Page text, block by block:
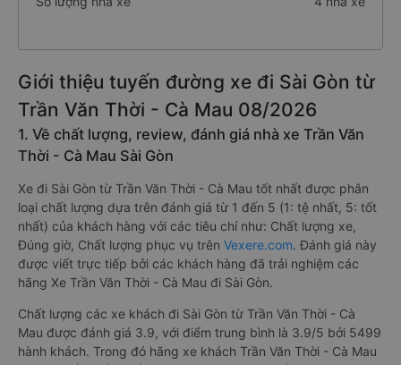
Giới thiệu tuyến đường xe đi Sài Gòn từ
Trần Văn Thời - Cà Mau 08/2026
1. Về chất lượng, review, đánh giá nhà xe Trần Văn
Thời - Cà Mau Sài Gòn
Xe đi Sài Gòn từ Trần Văn Thời - Cà Mau tốt nhất được phân
loại chất lượng dựa trên đánh giá từ 1 đến 5 (1: tệ nhất, 5: tốt
nhất) của khách hàng với các tiêu chí như: Chất lượng xe,
Đúng giờ, Chất lượng phục vụ trên Vexere.com. Đánh giá này
được viết trực tiếp bởi các khách hàng đã trải nghiệm các
hãng Xe Trần Văn Thời - Cà Mau đi Sài Gòn.
Chất lượng các xe khách đi Sài Gòn từ Trần Văn Thời - Cà
Mau được đánh giá 3.9, với điểm trung bình là 3.9/5 bởi 5499
hành khách. Trong đó hãng xe khách Trần Văn Thời - Cà Mau